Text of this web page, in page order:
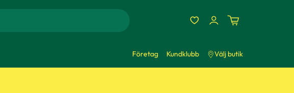
Företag Kundklubb Välj butik